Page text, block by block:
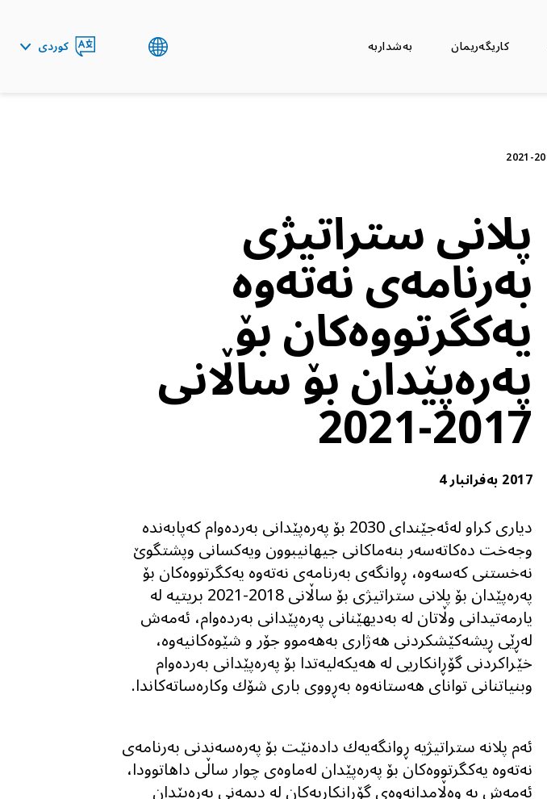
كاریگەريمان بەشداربە
کوردی
پلانی ستراتیژی
بەرنامەی نەتەوە
یەکگرتووەکان بۆ
پەرەپێدان بۆ ساڵانی
2017-2021
2017 بەفرانبار 4
ديارى كراو له‌ئەجێندای 2030 بۆ پەرەپێدانی بەردەوام كه‌پابەندە
وجه‌خت ده‌كاته‌سه‌ر بنەماکانی جیهانیبوون ویەکسانی وپشتگوێ
نەخستنی کەسەوە، ڕوانگەی بەرنامەی نەتەوە یەکگرتووەکان بۆ
پەرەپێدان بۆ پلانی ستراتیژی بۆ ساڵانی 2018-2021 بریتیە لە
یارمەتیدانی وڵاتان لە بەدیهێنانی پەرەپێدانی بەردەوام، ئه‌مه‌ش
لەڕێی ڕیشەکێشکردنی هەژاری بەهەموو جۆر و شێوەکانیەوە،
خێراکردنی گۆڕانکاریی لە هەیکەلیەتدا بۆ پەرەپێدانی بەردەوام
وبنیاتنانی توانای هەستانەوە بەڕووی بارى شۆك وکارەساته‌كاندا.
ئەم پلانە ستراتیژیە ڕوانگەیەك داده‌نێت بۆ پەرەسەندنی بەرنامەی
نەتەوە یەکگرتووەکان بۆ پەرەپێدان لەماوەی چوار ساڵی داهاتوودا،